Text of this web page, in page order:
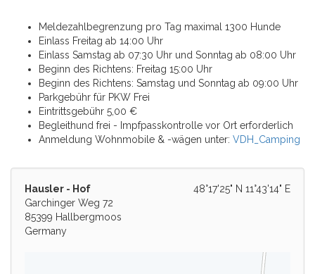
Meldezahlbegrenzung pro Tag maximal 1300 Hunde
Einlass Freitag ab 14:00 Uhr
Einlass Samstag ab 07:30 Uhr und Sonntag ab 08:00 Uhr
Beginn des Richtens: Freitag 15:00 Uhr
Beginn des Richtens: Samstag und Sonntag ab 09:00 Uhr
Parkgebühr für PKW Frei
Eintrittsgebühr 5,00 €
Begleithund frei - Impfpasskontrolle vor Ort erforderlich
Anmeldung Wohnmobile & -wägen unter: VDH_Camping
48°17'25" N 11°43'14" E
Hausler - Hof
Garchinger Weg 72
85399 Hallbergmoos
Germany